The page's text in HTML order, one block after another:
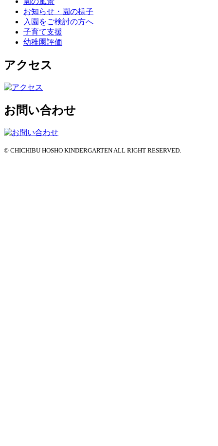
お知らせ・園の様子
入園をご検討の方へ
子育て支援
幼稚園評価
アクセス
お問い合わせ
© CHICHIBU HOSHO KINDERGARTEN ALL RIGHT RESERVED.